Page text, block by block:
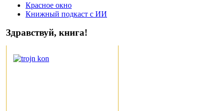
Красное окно
Книжный подкаст с ИИ
Здравствуй, книга!